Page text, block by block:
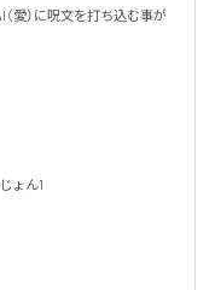
愛）に呪文を打ち込む事が
ょん1